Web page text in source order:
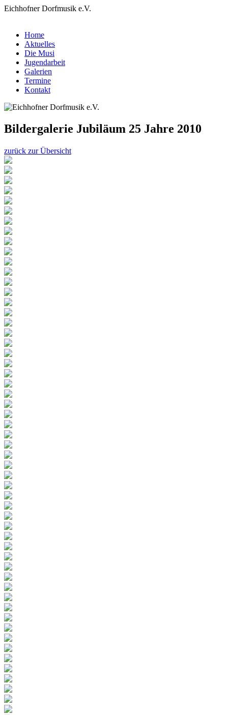
Eichhofner Dorfmusik e.V.
Home
Aktuelles
Die Musi
Jugendarbeit
Galerien
Termine
Kontakt
Bildergalerie Jubiläum 25 Jahre 2010
zurück zur Übersicht